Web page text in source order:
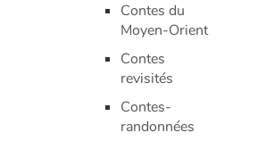
Émotions et sentiments
Formats et illustrations
Contes du
Moyen-Orient
Contes
revisités
Contes-
randonnées